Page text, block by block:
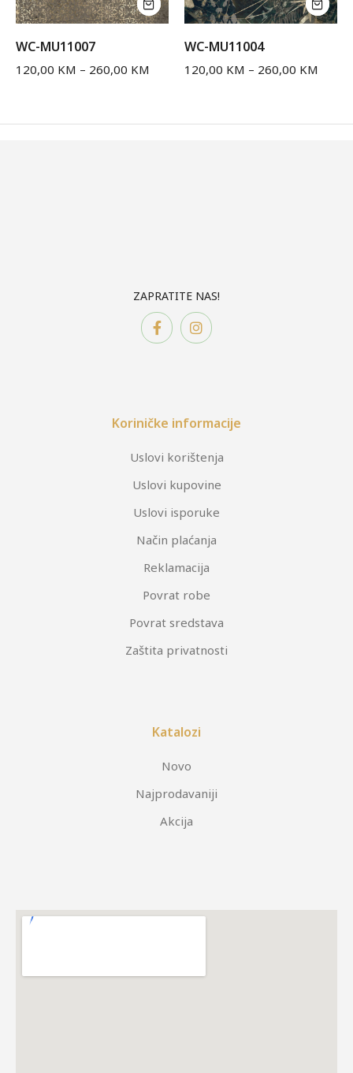
WC-MU11007
120,00 KM – 260,00 KM
WC-MU11004
120,00 KM – 260,00 KM
ZAPRATITE NAS!
Koriničke informacije
Uslovi korištenja
Uslovi kupovine
Uslovi isporuke
Način plaćanja
Reklamacija
Povrat robe
Povrat sredstava
Zaštita privatnosti
Katalozi
Novo
Najprodavaniji
Akcija